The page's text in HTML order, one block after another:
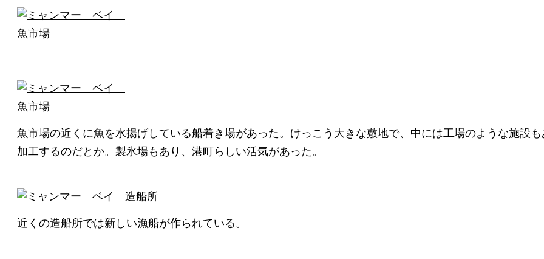
魚市場の近くに魚を水揚げしている船着き場があった。けっこう大きな敷地で、中には工場のような施設
加工するのだとか。製氷場もあり、港町らしい活気があった。
近くの造船所では新しい漁船が作られている。